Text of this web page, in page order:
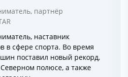
партнёр
наставник
в сфере спорта. Во время
поставил новый рекорд,
полюсе, а также